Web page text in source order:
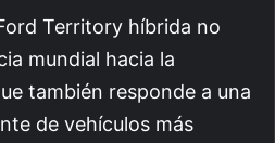
Territory híbrida no
mundial hacia la
también responde a una
de vehículos más